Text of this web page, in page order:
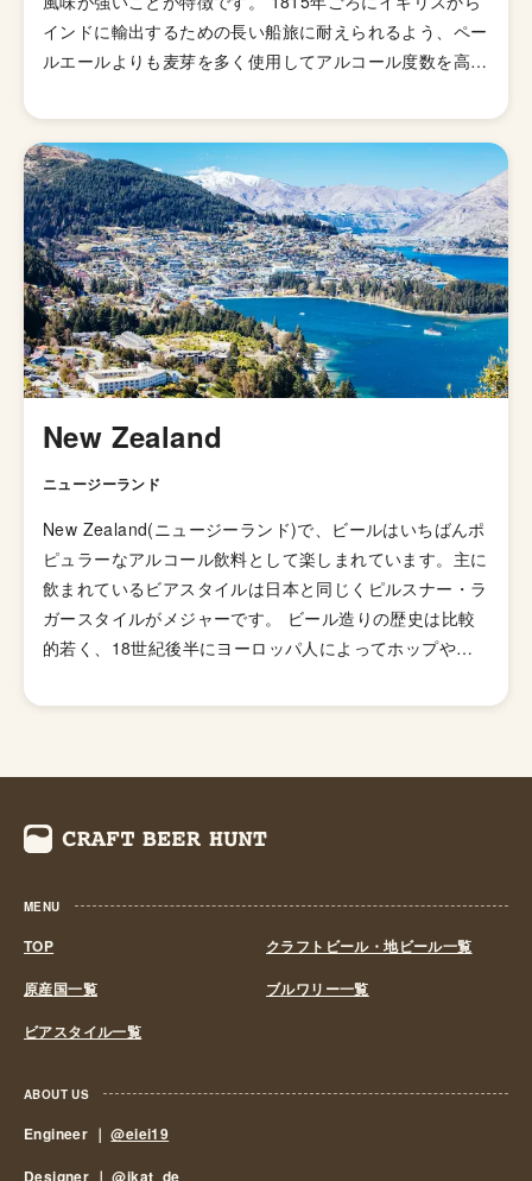
インドに輸出するための長い船旅に耐えられるよう、ペー
ルエールよりも麦芽を多く使用してアルコール度数を高め
れました。そして、1829年に「IPA（インディアンペール
エール）」の呼び名で広告が掲載されて以来、ホップの比
重が高いビールとしてイギリス国内で人気が高まってい
き、21世紀にはイギリスで最も人気のあるビアスタイル
の一つとなりました。イギリスのブルワリー教会SIBAの
金メダルを受賞したブリュードッグの「パンクIPA」など
が有名です。 伝統的なIPAのスタイルは、オーストラリア
やニュージーランドなどの当時の植民地諸国へと輸出さ
れ、各国へと普及していきましたが、アメリカではさらに
独自の進化を遂げてきました。 ローストしたモルトを使
素を加えて頭部を取り除きドライで爽やかな飲み口を実現
した「ブリュットIPA」、ホップが強烈でアルコール度数
味の少ないホップを使い、ジューシーな柑橘系とフローラ
ルのフレーバーが特徴の「ニューイングランドIPA（ヘイ
ジーIPA・ジューシーIPA）」など様々なIPAのスタイルが
存在します。
New Zealand
ニュージーランド
New Zealand(ニュージーランド)で、ビールはいちばんポ
ピュラーなアルコール飲料として楽しまれています。主に
飲まれているビアスタイルは日本と同じくピルスナー・ラ
ガースタイルがメジャーです。 ビール造りの歴史は比較
的若く、18世紀後半にヨーロッパ人によってホップやモ
イギリスやアイルランドからの移民が主だったため、当時
法で造られたラガーはニュージーランドドラフトと呼ば
れ、ニュージーランドで今も楽しまれています。 近年で
ークランドのシェイクスピアブルワリーがクラフトという
ジャンルでビールを提供し始め、再びエールスタイルのク
た。
MENU
TOP
クラフトビール・地ビール一覧
原産国一覧
ブルワリー一覧
ビアスタイル一覧
ABOUT US
Engineer ｜@eiei19
Designer ｜@ikat_de